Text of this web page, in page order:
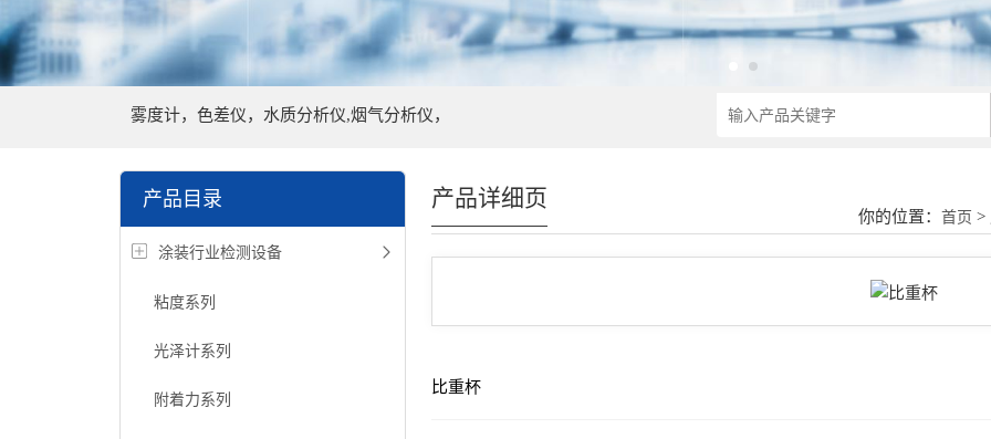
雾度计，色差仪，水质分析仪,烟气分析仪，
产品目录
涂装行业检测设备
粘度系列
光泽计系列
附着力系列
你的位置：首页 >
产品详细页
比重杯